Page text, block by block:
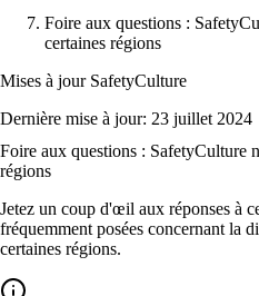
Foire aux questions :
certaines régions
Mises à jour SafetyCulture
Dernière mise à jour: 23 juillet 2024
Foire aux questions : SafetyCulture
régions
Jetez un coup d'œil aux réponses à
fréquemment posées concernant la
certaines régions.